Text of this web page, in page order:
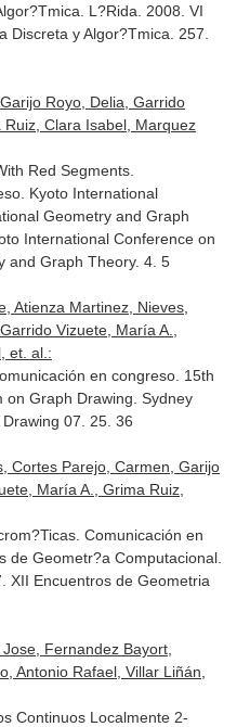
L?Rida. 2008. VI
Discreta y Algor?Tmica. 257.
Royo, Delia, Garrido
Clara Isabel, Marquez
Red Segments.
Kyoto International
Geometry and Graph
International Conference on
and Graph Theory. 4. 5
Atienza Martinez, Nieves,
Vizuete, María A.,
et. al.:
en congreso. 15th
on Graph Drawing. Sydney
07. 25. 36
Cortes Parejo, Carmen, Garijo
María A., Grima Ruiz,
Comunicación en
de Geometr?a Computacional.
XII Encuentros de Geometria
Fernandez Bayort,
Antonio Rafael, Villar Liñán,
Continuos Localmente 2-